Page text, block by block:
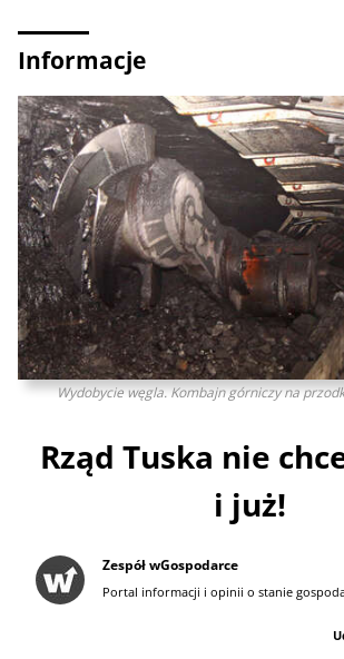
Informacje
Wydobycie węgla. Kombajn górniczy na
Rząd Tuska nie
i już!
Zespół wGospodarce
Portal informacji i opinii o stanie